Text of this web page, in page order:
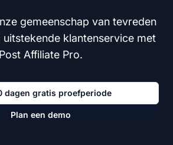
gemeenschap van tevreden
uitstekende klantenservice met
Post Affiliate Pro.
dagen gratis proefperiode
Plan een demo